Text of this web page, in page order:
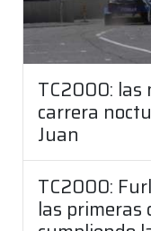
TC2000: las
carrera
Juan
TC2000:
las primeras